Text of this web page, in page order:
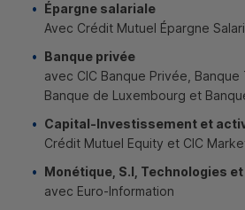
Épargne salariale
Avec Crédit Mutuel Épargne
Banque privée
avec CIC Banque Privée, Banque
Banque de Luxembourg et
Capital-Investissement et
Crédit Mutuel Equity et CIC
Monétique, S.I , Technologies
avec Euro-Information